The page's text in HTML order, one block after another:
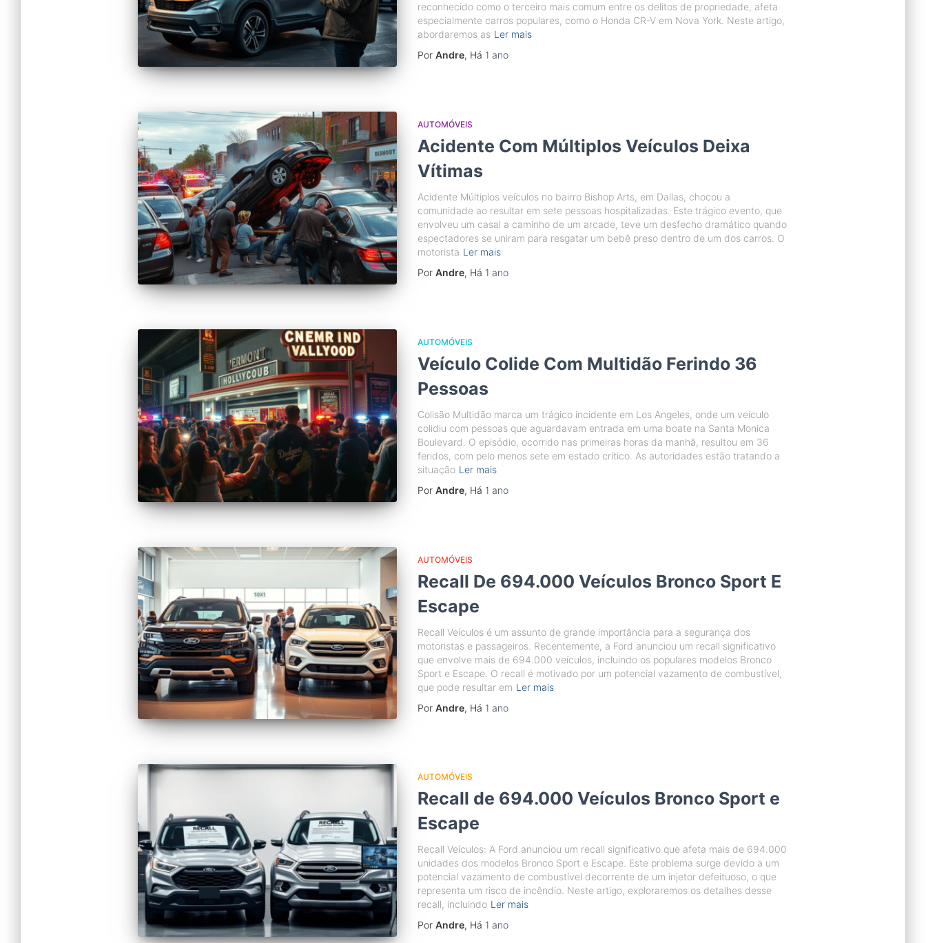
reconhecido como o terceiro mais comum entre os delitos de propriedade, afeta
especialmente carros populares, como o Honda CR-V em Nova York. Neste artigo,
abordaremos as Ler mais
Por Andre, Há 1 ano
AUTOMÓVEIS
Acidente Com Múltiplos Veículos Deixa
Vítimas
Acidente Múltiplos veículos no bairro Bishop Arts, em Dallas, chocou a
comunidade ao resultar em sete pessoas hospitalizadas. Este trágico evento, que
envolveu um casal a caminho de um arcade, teve um desfecho dramático quando
espectadores se uniram para resgatar um bebê preso dentro de um dos carros. O
motorista Ler mais
Por Andre, Há 1 ano
AUTOMÓVEIS
Veículo Colide Com Multidão Ferindo 36
Pessoas
Colisão Multidão marca um trágico incidente em Los Angeles, onde um veículo
colidiu com pessoas que aguardavam entrada em uma boate na Santa Monica
Boulevard. O episódio, ocorrido nas primeiras horas da manhã, resultou em 36
feridos, com pelo menos sete em estado crítico. As autoridades estão tratando a
situação Ler mais
Por Andre, Há 1 ano
AUTOMÓVEIS
Recall De 694.000 Veículos Bronco Sport E
Escape
Recall Veículos é um assunto de grande importância para a segurança dos
motoristas e passageiros. Recentemente, a Ford anunciou um recall significativo
que envolve mais de 694.000 veículos, incluindo os populares modelos Bronco
Sport e Escape. O recall é motivado por um potencial vazamento de combustível,
que pode resultar em Ler mais
Por Andre, Há 1 ano
AUTOMÓVEIS
Recall de 694.000 Veículos Bronco Sport e
Escape
Recall Veículos: A Ford anunciou um recall significativo que afeta mais de 694.000
unidades dos modelos Bronco Sport e Escape. Este problema surge devido a um
potencial vazamento de combustível decorrente de um injetor defeituoso, o que
representa um risco de incêndio. Neste artigo, exploraremos os detalhes desse
recall, incluindo Ler mais
Por Andre, Há 1 ano